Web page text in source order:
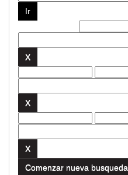
Comenzar nueva busqueda